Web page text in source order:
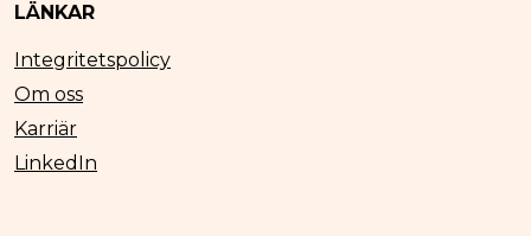
LÄNKAR
Integritetspolicy
Om oss
Karriär
LinkedIn